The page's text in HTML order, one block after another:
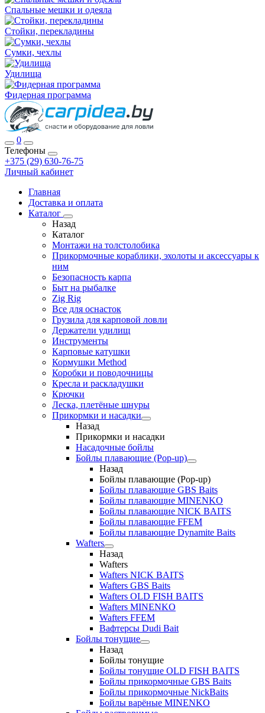
Спальные мешки и одеяла
Стойки, перекладины
Сумки, чехлы
Удилища
Фидерная программа
0
Телефоны
+375 (29) 630-76-75
Личный кабинет
Главная
Доставка и оплата
Каталог
Назад
Каталог
Монтажи на толстолобика
Прикормочные кораблики, эхолоты и аксессуары к
ним
Безопасность карпа
Быт на рыбалке
Zig Rig
Все для оснасток
Грузила для карповой ловли
Держатели удилищ
Инструменты
Карповые катушки
Кормушки Method
Коробки и поводочницы
Кресла и раскладушки
Крючки
Леска, плетёные шнуры
Прикормки и насадки
Назад
Прикормки и насадки
Насадочные бойлы
Бойлы плавающие (Pop-up)
Назад
Бойлы плавающие (Pop-up)
Бойлы плавающие GBS Baits
Бойлы плавающие MINENKO
Бойлы плавающие NICK BAITS
Бойлы плавающие FFEM
Бойлы плавающие Dynamite Baits
Wafters
Назад
Wafters
Wafters NICK BAITS
Wafters GBS Baits
Wafters OLD FISH BAITS
Wafters MINENKO
Wafters FFEM
Вафтерсы Dudi Bait
Бойлы тонущие
Назад
Бойлы тонущие
Бойлы тонущие OLD FISH BAITS
Бойлы прикормочные GBS Baits
Бойлы прикормочные NickBaits
Бойлы варёные MINENKO